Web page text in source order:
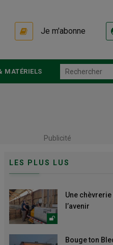
Je m'abonne
MATÉRIELS
Publicité
LES PLUS LUS
Une
l’avenir
Bouge ton